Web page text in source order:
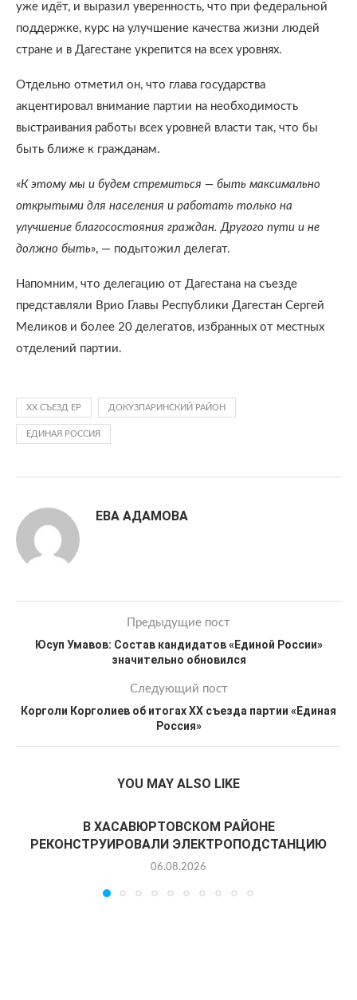
уже идёт, и выразил уверенность, что при федеральной
поддержке, курс на улучшение качества жизни людей
стране и в Дагестане укрепится на всех уровнях.
Отдельно отметил он, что глава государства
акцентировал внимание партии на необходимость
выстраивания работы всех уровней власти так, что бы
быть ближе к гражданам.
«К этому мы и будем стремиться — быть максимально
открытыми для населения и работать только на
улучшение благосостояния граждан. Другого пути и не
должно быть», — подытожил делегат.
Напомним, что делегацию от Дагестана на съезде
представляли Врио Главы Республики Дагестан Сергей
Меликов и более 20 делегатов, избранных от местных
отделений партии.
XX СЪЕЗД ЕР ДОКУЗПАРИНСКИЙ РАЙОН
ЕДИНАЯ РОССИЯ
ЕВА АДАМОВА
Предыдущие пост
Юсуп Умавов: Состав кандидатов «Единой России»
значительно обновился
Следующий пост
Корголи Корголиев об итогах XX съезда партии «Единая
Россия»
YOU MAY ALSO LIKE
В ХАСАВЮРТОВСКОМ РАЙОНЕ
РЕКОНСТРУИРОВАЛИ ЭЛЕКТРОПОДСТАНЦИЮ
06.08.2026